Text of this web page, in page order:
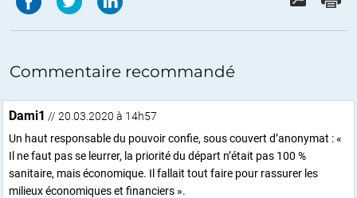
Commentaire recommandé
Dami1 // 20.03.2020 à 14h57
Un haut responsable du pouvoir confie, sous couvert d’anonymat : «
Il ne faut pas se leurrer, la priorité du départ n’était pas 100 %
sanitaire, mais économique. Il fallait tout faire pour rassurer les
milieux économiques et financiers ».